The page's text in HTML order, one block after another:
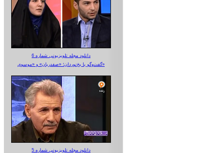
دانلود مجله تلویزیونی شماره 6
گفت‌وگو با یخ‌نوردان؛ «صفدریان» و «موسوی»
دانلود مجله تلویزیونی شماره 5